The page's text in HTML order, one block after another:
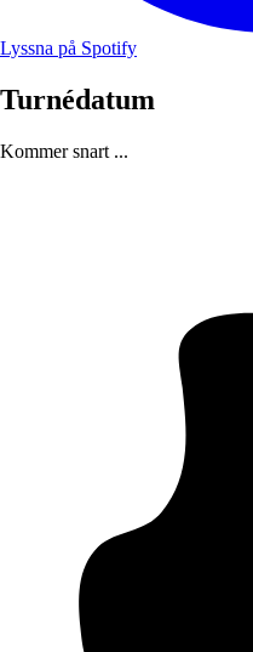
Lyssna på Spotify
Turnédatum
Kommer snart ...